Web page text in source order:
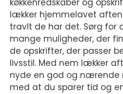
køkkenredskaber og
lækker hjemmelavet
travlt de har det. Sørg for
mange muligheder, der
de opskrifter, der passer
livsstil. Med nem lækker
nyde en god og nærende
med at du sparer tid og